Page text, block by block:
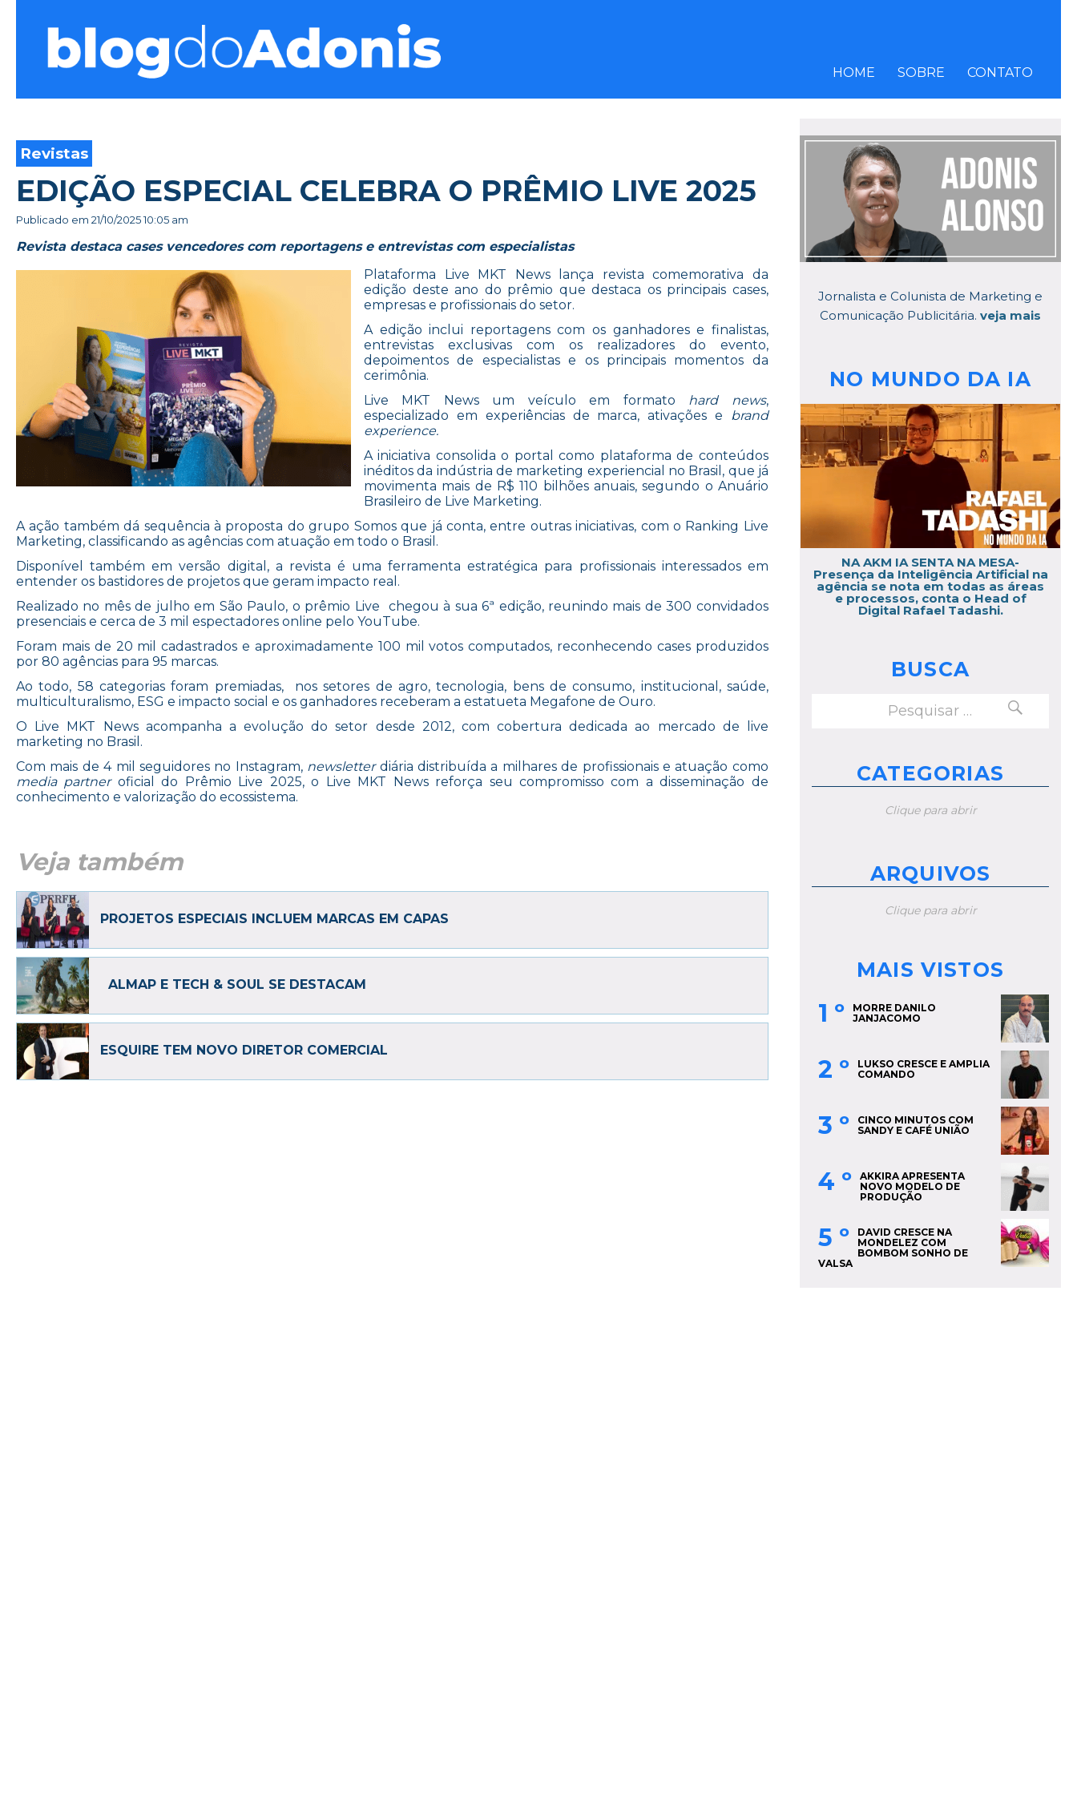
Blog do Adonis
HOME SOBRE CONTATO
Revistas
EDIÇÃO ESPECIAL CELEBRA O PRÊMIO LIVE 2025
Publicado em 21/10/2025 10:05 am
Revista destaca cases vencedores com reportagens e entrevistas com especialistas
Plataforma Live MKT News lança revista comemorativa da
edição deste ano do prêmio que destaca os principais cases,
empresas e profissionais do setor.
A edição inclui reportagens com os ganhadores e finalistas,
entrevistas exclusivas com os realizadores do evento,
depoimentos de especialistas e os principais momentos da
cerimônia.
Live MKT News um veículo em formato hard news,
especializado em experiências de marca, ativações e brand
experience.
A iniciativa consolida o portal como plataforma de conteúdos
inéditos da indústria de marketing experiencial no Brasil, que já
movimenta mais de R$ 110 bilhões anuais, segundo o Anuário
Brasileiro de Live Marketing.
A ação também dá sequência à proposta do grupo Somos que já conta, entre outras iniciativas, com o Ranking Live
Marketing, classificando as agências com atuação em todo o Brasil.
Disponível também em versão digital, a revista é uma ferramenta estratégica para profissionais interessados em
entender os bastidores de projetos que geram impacto real.
Realizado no mês de julho em São Paulo, o prêmio Live chegou à sua 6ª edição, reunindo mais de 300 convidados
presenciais e cerca de 3 mil espectadores online pelo YouTube.
Foram mais de 20 mil cadastrados e aproximadamente 100 mil votos computados, reconhecendo cases produzidos
por 80 agências para 95 marcas.
Ao todo, 58 categorias foram premiadas, nos setores de agro, tecnologia, bens de consumo, institucional, saúde,
multiculturalismo, ESG e impacto social e os ganhadores receberam a estatueta Megafone de Ouro.
O Live MKT News acompanha a evolução do setor desde 2012, com cobertura dedicada ao mercado de live
marketing no Brasil.
Com mais de 4 mil seguidores no Instagram, newsletter diária distribuída a milhares de profissionais e atuação como
media partneroficial do Prêmio Live 2025, o Live MKT News reforça seu compromisso com a disseminação de
conhecimento e valorização do ecossistema.
Veja também
PROJETOS ESPECIAIS INCLUEM MARCAS EM CAPAS
ALMAP E TECH & SOUL SE DESTACAM
ESQUIRE TEM NOVO DIRETOR COMERCIAL
Jornalista e Colunista de Marketing e
Comunicação Publicitária. veja mais
NO MUNDO DA IA
NA AKM IA SENTA NA MESA-
Presença da Inteligência Artificial na
agência se nota em todas as áreas
e processos, conta o Head of
Digital Rafael Tadashi.
BUSCA
PESQUISAR
CATEGORIAS
Clique para abrir
ARQUIVOS
Clique para abrir
MAIS VISTOS
1 º
MORRE DANILO
JANJACOMO
2 º
LUKSO CRESCE E AMPLIA
COMANDO
3 º
CINCO MINUTOS COM
SANDY E CAFÉ UNIÃO
4 º
AKKIRA APRESENTA
NOVO MODELO DE
PRODUÇÃO
5 º
DAVID CRESCE NA
MONDELEZ COM
BOMBOM SONHO DE
VALSA